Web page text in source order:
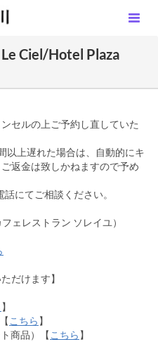
Ciel/Hotel Plaza
セルの上ご予約し直していた
以上遅れた場合は、自動的にキ
返金は致しかねますので予め
にてご相談ください。
ェレストラン ソレイユ）
だけます】
】
こちら 】
商品）【 こちら 】